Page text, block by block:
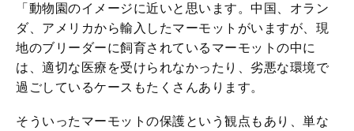
「動物園のイメージに近いと思います。中国、オラン
ダ、アメリカから輸入したマーモットがいますが、現
地のブリーダーに飼育されているマーモットの中に
は、適切な医療を受けられなかったり、劣悪な環境で
過ごしているケースもたくさんあります。
そういったマーモットの保護という観点もあり、単な